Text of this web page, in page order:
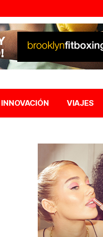
INNOVACIÓN VIAJES